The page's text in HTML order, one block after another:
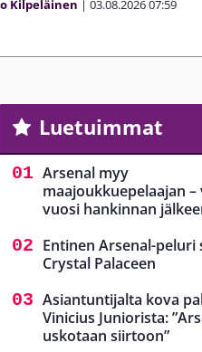
Kilpeläinen | 03.08.202607:59
Luetuimmat
Arsenal myy
maajoukkuepelaajan –
vuosi hankinnan
Entinen Arsenal-peluri
Crystal Palaceen
Asiantuntijalta kova
Vinicius Juniorista:
uskotaan siirtoon”